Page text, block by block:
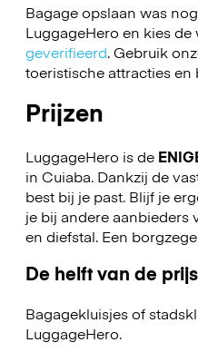
Bagage opslaan was
LuggageHero en kies
geverifieerd. Gebruik
toeristische attracties en
Prijzen
LuggageHero is de
in Cuiaba. Dankzij de
best bij je past. Blijf je
je bij andere aanbieders
en diefstal. Een
De helft van de
Bagagekluisjes of
LuggageHero.